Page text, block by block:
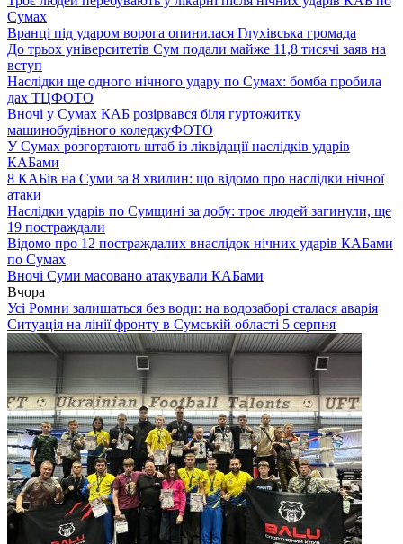
Сумах
Вранці під ударом ворога опинилася Глухівська громада
До трьох університетів Сум подали майже 11,8 тисячі заяв на
вступ
Наслідки ще одного нічного удару по Сумах: бомба пробила
дах ТЦФОТО
Вночі у Сумах КАБ розірвався біля гуртожитку
машинобудівного коледжуФОТО
У Сумах розгортають штаб із ліквідації наслідків ударів
КАБами
8 КАБів на Суми за 8 хвилин: що відомо про наслідки нічної
атаки
Наслідки ударів по Сумщині за добу: троє людей загинули, ще
19 постраждали
Відомо про 12 постраждалих внаслідок нічних ударів КАБами
по Сумах
Вночі Суми масовано атакували КАБами
Вчора
Усі Ромни залишаться без води: на водозаборі сталася аварія
Ситуація на лінії фронту в Сумській області 5 серпня